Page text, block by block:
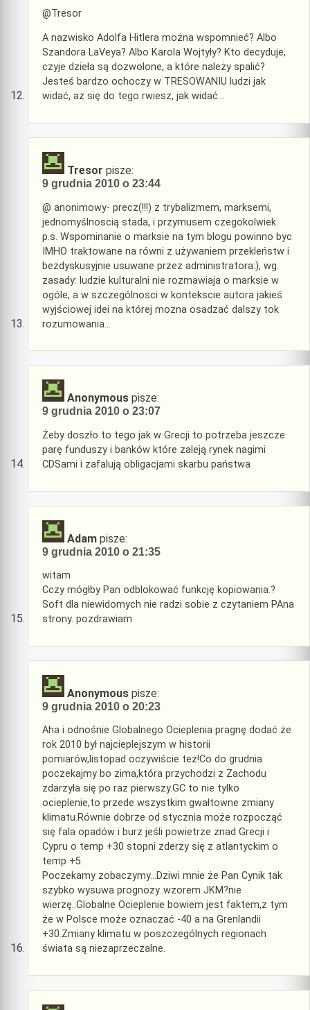
@Tresor
A nazwisko Adolfa Hitlera można wspomnieć? Albo
Szandora LaVeya? Albo Karola Wojtyły? Kto decyduje,
czyje dzieła są dozwolone, a które należy spalić?
Jesteś bardzo ochoczy w TRESOWANIU ludzi jak
widać, aż się do tego rwiesz, jak widać…
Tresor pisze:
9 grudnia 2010 o 23:44
@ anonimowy- precz(!!!) z trybalizmem, marksemi,
jednomyślnoscią stada, i przymusem czegokolwiek.
p.s. Wspominanie o marksie na tym blogu powinno byc
IMHO traktowane na równi z używaniem przekleństw i
bezdyskusyjnie usuwane przez administratora:), wg.
zasady: ludzie kulturalni nie rozmawiaja o marksie w
ogóle, a w szczególnosci w kontekscie autora jakieś
wyjściowej idei na której mozna osadzać dalszy tok
rozumowania…
Anonymous pisze:
9 grudnia 2010 o 23:07
Żeby doszło to tego jak w Grecji to potrzeba jeszcze
parę funduszy i banków które zaleją rynek nagimi
CDSami i zafalują obligacjami skarbu państwa
Adam pisze:
9 grudnia 2010 o 21:35
witam
Cczy mógłby Pan odblokować funkcję kopiowania.?
Soft dla niewidomych nie radzi sobie z czytaniem PAna
strony. pozdrawiam
Anonymous pisze:
9 grudnia 2010 o 20:23
Aha i odnośnie Globalnego Ocieplenia pragnę dodać że
rok 2010 był najcieplejszym w historii
pomiarów,listopad oczywiście też!Co do grudnia
poczekajmy bo zima,która przychodzi z Zachodu
zdarzyła się po raz pierwszy.GC to nie tylko
ocieplenie,to przede wszystkim gwałtowne zmiany
klimatu.Równie dobrze od stycznia może rozpocząć
się fala opadów i burz jeśli powietrze znad Grecji i
Cypru o temp +30 stopni zderzy się z atlantyckim o
temp +5.
Poczekamy zobaczymy…Dziwi mnie że Pan Cynik tak
szybko wysuwa prognozy..wzorem JKM?nie
wierzę..Globalne Ocieplenie bowiem jest faktem,z tym
że w Polsce może oznaczać -40 a na Grenlandii
+30.Zmiany klimatu w poszczególnych regionach
świata są niezaprzeczalne.